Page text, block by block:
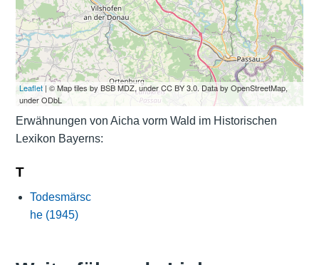
Leaflet| © Map tiles by BSB MDZ, under CC BY 3.0. Data by OpenStreetMap,
under ODbL
Erwähnungen von Aicha vorm Wald im Historischen
Lexikon Bayerns:
T
Todesmärsc
he (1945)